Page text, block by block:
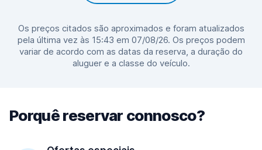
Os preços citados são aproximados e foram atualizados
pela última vez às 15:43 em 07/08/26. Os preços podem
variar de acordo com as datas da reserva, a duração do
aluguer e a classe do veículo.
Porquê reservar connosco?